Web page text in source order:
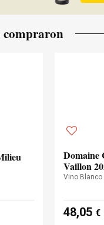
compraron
Domaine
Vaillon
Vino Blanco
48,05 €